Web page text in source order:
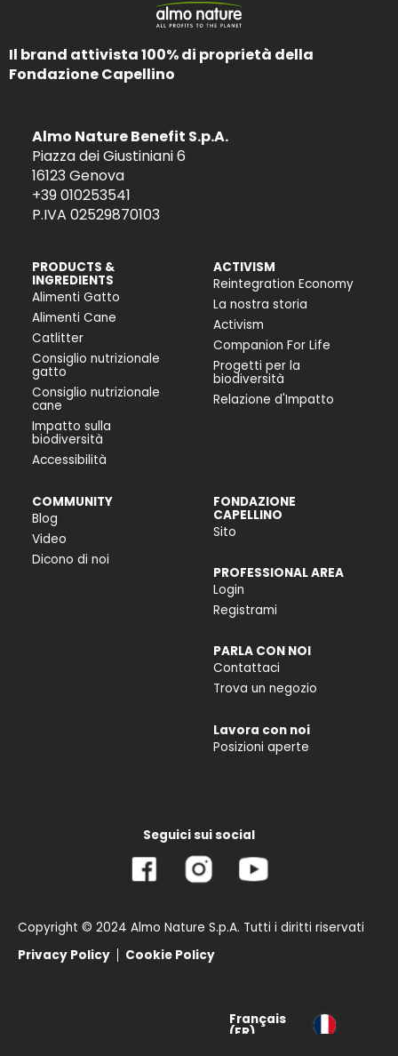
Il brand attivista 100% di proprietà della
Fondazione Capellino
Almo Nature Benefit S.p.A.
Piazza dei Giustiniani 6
16123 Genova
+39 010253541
P.IVA 02529870103
PRODUCTS &
INGREDIENTS
Alimenti Gatto
Alimenti Cane
Catlitter
Consiglio nutrizionale
gatto
Consiglio nutrizionale
cane
Impatto sulla
biodiversità
Accessibilità
ACTIVISM
Reintegration Economy
La nostra storia
Activism
Companion For Life
Progetti per la
biodiversità
Relazione d'Impatto
COMMUNITY
Blog
Video
Dicono di noi
FONDAZIONE
CAPELLINO
Sito
PROFESSIONAL AREA
Login
Registrami
PARLA CON NOI
Contattaci
Trova un negozio
Lavora con noi
Posizioni aperte
Seguici sui social
Copyright © 2024 Almo Nature S.p.A. Tutti i diritti riservati
Privacy Policy
Cookie Policy
Français
(FR)